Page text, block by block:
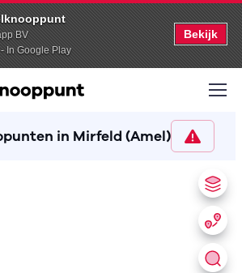
BV
In Google Play
Bekijk
in Mirfeld (Amel)